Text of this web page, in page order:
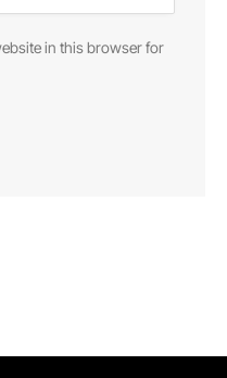
in this browser for